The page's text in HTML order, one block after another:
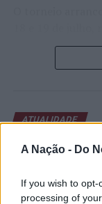
A Nação - Do
If you wish to
processing of
de um lugar no
abertura contou
início de uma
concelho no
ténis.
como Casper
ATUALIDADE
Castelo
promete